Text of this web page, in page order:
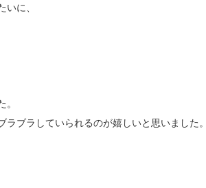
に、
ブラしていられるのが嬉しいと思いました。